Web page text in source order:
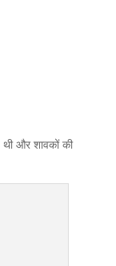
थी और शावकों की